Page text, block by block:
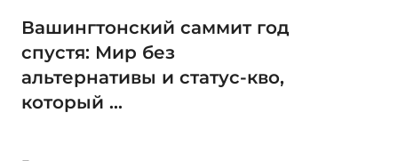
Вашингтонский саммит год
спустя: Мир без
альтернативы и статус-кво,
который ...